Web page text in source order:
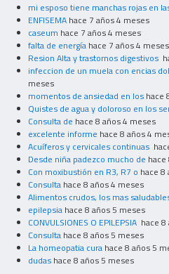
mi esposo tiene manchas rojas en
ENFISEMA hace 7 años 4 meses
caseum hace 7 años 4 meses
falta de energía hace 7 años 4 meses
Resion Alta y trastornos digestivos
infeccion de un muela con encias
meses
momentos de ansiedad en los hace
Quistes de agua y doloroso en los
Consulta de hace 8 años 4 meses
excelente informe hace 8 años 4
Acuíferos y cervicales continuas
Desde niña padezco mucho de
Con moxibustión en R3, R7 o hace 8
Consulta hace 8 años 4 meses
Alimentos crudos, los mas
epilepsia hace 8 años 5 meses
CONVULSIONES O EPILEPSIA hace
Consulta hace 8 años 5 meses
La homeopatia cura hace 8 años 5
dudas hace 8 años 5 meses